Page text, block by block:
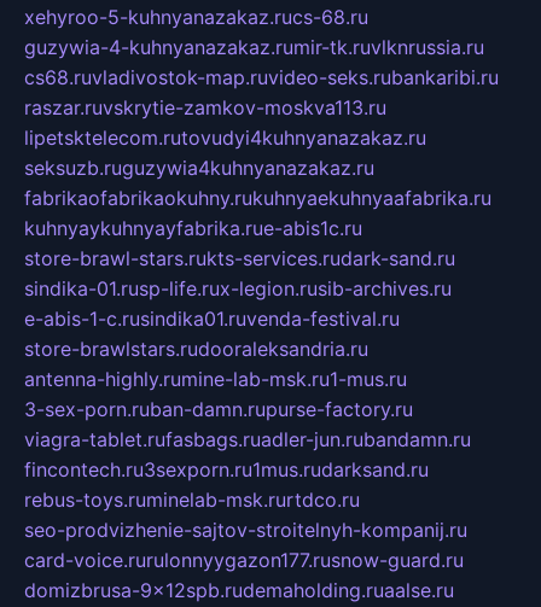
xehyroo-5-kuhnyanazakaz.rucs-68.ru
guzywia-4-kuhnyanazakaz.rumir-tk.ruvlknrussia.ru
cs68.ruvladivostok-map.ruvideo-seks.rubankaribi.ru
raszar.ruvskrytie-zamkov-moskva113.ru
lipetsktelecom.rutovudyi4kuhnyanazakaz.ru
seksuzb.ruguzywia4kuhnyanazakaz.ru
fabrikaofabrikaokuhny.rukuhnyaekuhnyaafabrika.ru
kuhnyaykuhnyayfabrika.rue-abis1c.ru
store-brawl-stars.rukts-services.rudark-sand.ru
sindika-01.rusp-life.rux-legion.rusib-archives.ru
e-abis-1-c.rusindika01.ruvenda-festival.ru
store-brawlstars.rudooraleksandria.ru
antenna-highly.rumine-lab-msk.ru1-mus.ru
3-sex-porn.ruban-damn.rupurse-factory.ru
viagra-tablet.rufasbags.ruadler-jun.rubandamn.ru
fincontech.ru3sexporn.ru1mus.rudarksand.ru
rebus-toys.ruminelab-msk.rurtdco.ru
seo-prodvizhenie-sajtov-stroitelnyh-kompanij.ru
card-voice.rurulonnyygazon177.rusnow-guard.ru
domizbrusa-9x12spb.rudemaholding.ruaalse.ru